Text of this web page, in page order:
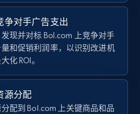
Currency, Gtin,
urls, Top reviews, and
争对手广告支出
现并对标 Bol.com 上竞争对手
和促销利润率，以识别改进机
化 ROI。
源分配
配到 Bol.com 上关键商品和品